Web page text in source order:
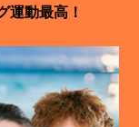
運動最高！